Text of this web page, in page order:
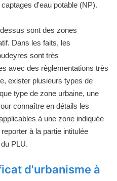
d'eau potable (NP).
sont des zones
Dans les faits, les
sont très
avec des règlementations très
exister plusieurs types de
type de zone urbaine, une
connaître en détails les
à une zone indiquée
à la partie intitulée
PLU.
d'urbanisme à